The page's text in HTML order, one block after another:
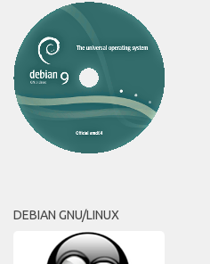
DEBIAN GNU/LINUX